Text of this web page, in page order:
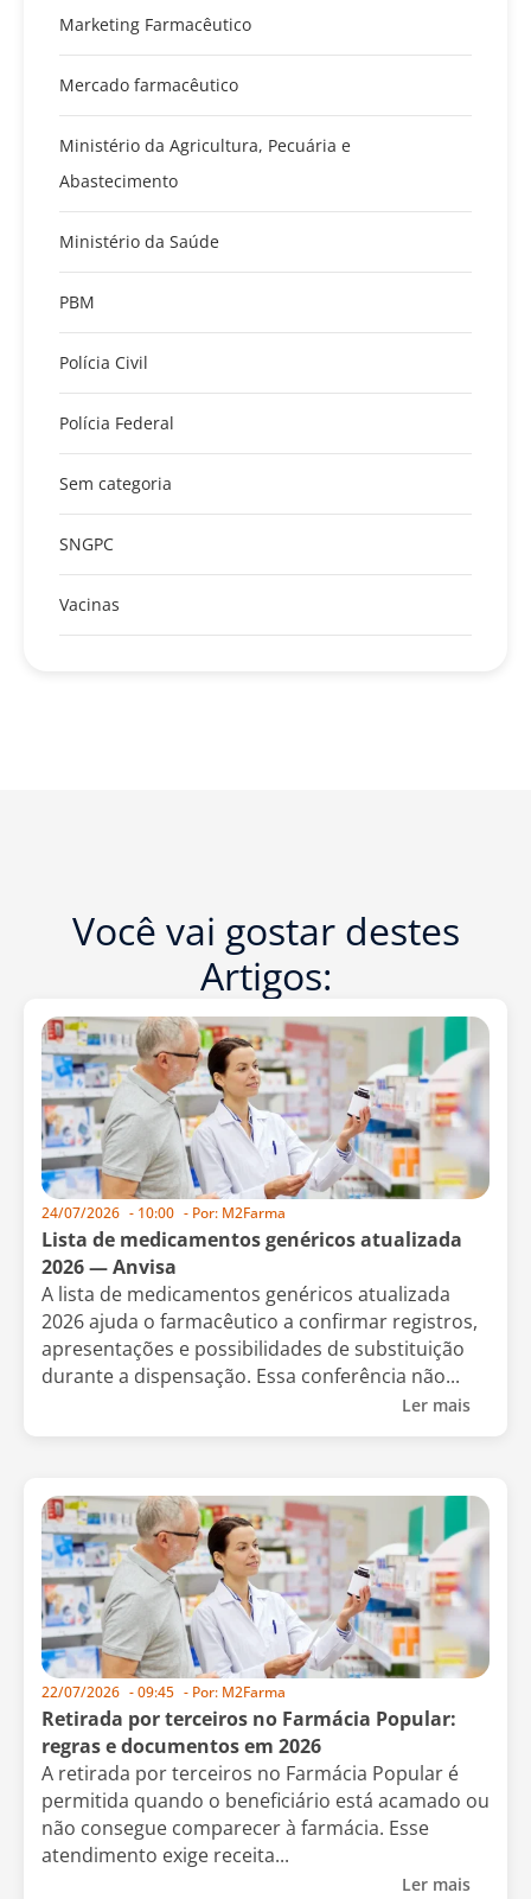
Marketing Farmacêutico
Mercado farmacêutico
Ministério da Agricultura, Pecuária e
Abastecimento
Ministério da Saúde
PBM
Polícia Civil
Polícia Federal
Sem categoria
SNGPC
Vacinas
Você vai gostar destes
Artigos:
24/07/2026 - 10:00 - Por: M2Farma
Lista de medicamentos genéricos atualizada
2026 — Anvisa
A lista de medicamentos genéricos atualizada
2026 ajuda o farmacêutico a confirmar registros,
apresentações e possibilidades de substituição
durante a dispensação. Essa conferência não...
Ler mais
22/07/2026 -09:45 - Por: M2Farma
Retirada por terceiros no Farmácia Popular:
regras e documentos em 2026
A retirada por terceiros no Farmácia Popular é
permitida quando o beneficiário está acamado ou
não consegue comparecer à farmácia. Esse
atendimento exige receita...
Ler mais